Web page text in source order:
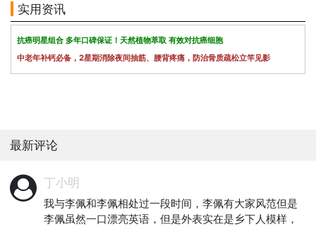
实用资讯
抗癌明星组合 多年口碑保证！天然植物萃取 有效对抗癌细胞
中老年补钙必备，2星期消除夜间抽筋、腰背疼痛，防治骨质疏松立竿见影
最新评论
丁小明
我与李佩和李佩相处过一段时间，李佩有大家风范但是
李佩虽然一口漂亮英语，但是外表实在是乡下人模样，